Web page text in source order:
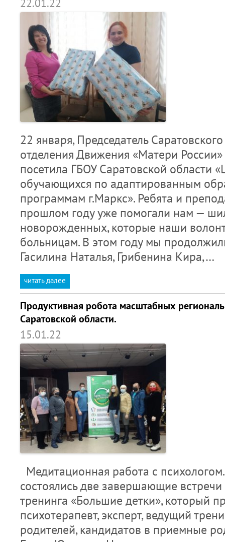
22 января, Председатель
отделения Движения «Матери
посетила ГБОУ Саратовской области
обучающихся по адаптированным
программам г.Маркс». Ребята и
прошлом году уже помогали нам —
новорожденных, которые наши
больницам. В этом году мы
Гасилина Наталья, Грибенина Кира,…
читать далее
Продуктивная робота масштабных
Саратовской области.
15.01.22
Медитационная работа с
состоялись две завершающие встречи
тренинга «Большие детки», который
психотерапевт, эксперт, ведущий
родителей, кандидатов в приемные